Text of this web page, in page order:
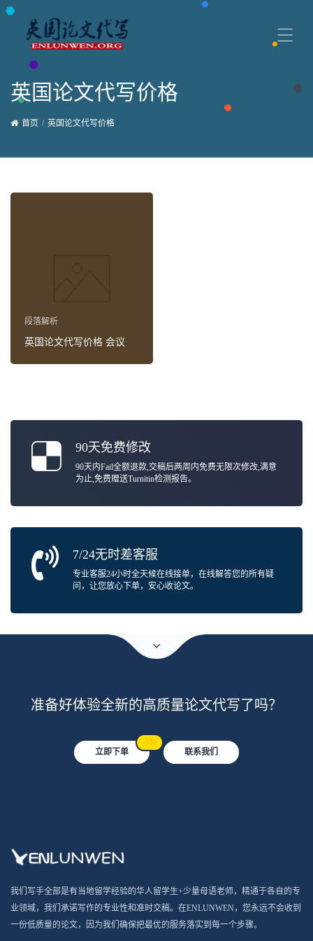
英国论文代写价格
首页 英国论文代写价格
段落解析
英国论文代写价格 会议
90天免费修改
90天内Fail全额退款,交稿后两周内免费无限次修改,满意
为止,免费赠送Turnitin检测报告。
7/24无时差客服
专业客服24小时全天候在线接单，在线解答您的所有疑
问，让您放心下单，安心收论文。
准备好体验全新的高质量论文代写了吗？
立即下单
-5%
联系我们
我们写手全部是有当地留学经验的华人留学生+少量母语老师，精通于各自的专
业领域，我们承诺写作的专业性和准时交稿。在ENLUNWEN，您永远不会收到
一份低质量的论文，因为我们确保把最优的服务落实到每一个步骤。